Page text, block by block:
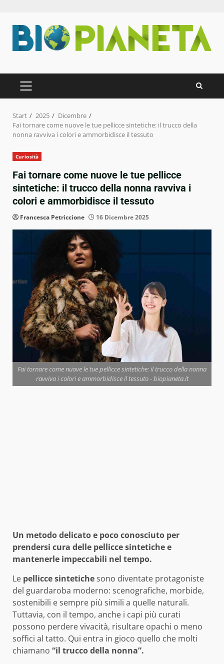
Inhalt
springen
PRIMÄRES
MENÜ
Start 2025
Dicembre
Fai tornare come nuove le tue pellicce sintetiche: il trucco della
nonna ravviva i colori e ammorbidisce il tessuto
Curiosità
Fai tornare come nuove le tue pellicce
sintetiche: il trucco della nonna ravviva i
colori e ammorbidisce il tessuto
Francesca Petriccione 16 Dicembre 2025
Fai tornare come nuove le tue pellicce sintetiche: il trucco della nonna
ravviva i colori e ammorbidisce il tessuto - biopianeta.it
Un metodo delicato e poco conosciuto per
prendersi cura delle pellicce sintetiche e
mantenerle impeccabili nel tempo.
Le pellicce sintetichesono diventate protagoniste
del guardaroba moderno: scenografiche, morbide,
sostenibili e sempre più simili a quelle naturali.
Tuttavia, con il tempo, anche i capi più curati
possono perdere vivacità, risultare opachi o meno
soffici al tatto. Qui entra in gioco quello che molti
chiamano “il trucco della nonna”.